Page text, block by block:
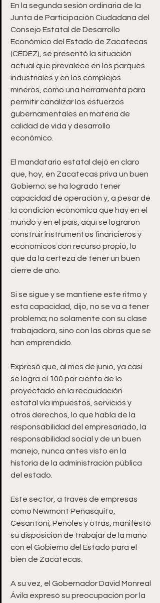
En la segunda sesión ordinaria de la
Junta de Participación Ciudadana del
Consejo Estatal de Desarrollo
Económico del Estado de Zacatecas
(CEDEZ), se presentó la situación
actual que prevalece en los parques
industriales y en los complejos
mineros, como una herramienta para
permitir canalizar los esfuerzos
gubernamentales en materia de
calidad de vida y desarrollo
económico.
El mandatario estatal dejó en claro
que, hoy, en Zacatecas priva un buen
Gobierno; se ha logrado tener
capacidad de operación y, a pesar de
la condición económica que hay en el
mundo y en el país, aquí se lograron
construir instrumentos financieros y
económicos con recurso propio, lo
que da la certeza de tener un buen
cierre de año.
Si se sigue y se mantiene este ritmo y
esta capacidad, dijo, no se va a tener
problema; no solamente con su clase
trabajadora, sino con las obras que se
han emprendido.
Expresó que, al mes de junio, ya casi
se logra el 100 por ciento de lo
proyectado en la recaudación
estatal vía impuestos, servicios y
otros derechos, lo que habla de la
responsabilidad del empresariado, la
responsabilidad social y de un buen
manejo, nunca antes visto en la
historia de la administración pública
del estado.
Este sector, a través de empresas
como Newmont Peñasquito,
Cesantoni, Peñoles y otras, manifestó
su disposición de trabajar de la mano
con el Gobierno del Estado para el
bien de Zacatecas.
A su vez, el Gobernador David Monreal
Ávila expresó su preocupación por la